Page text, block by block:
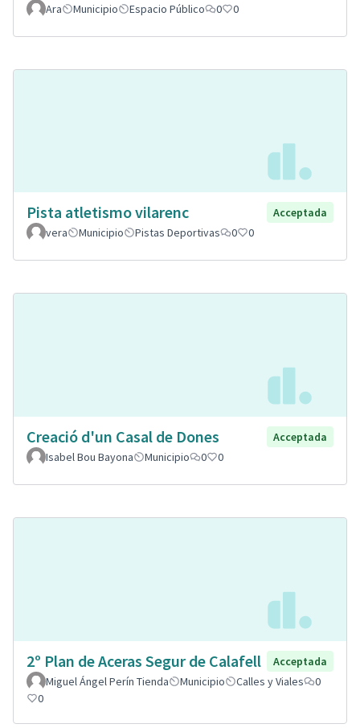
Ara Municipio Espacio Público 0 0
Pista atletismo vilarenc
Acceptada
vera
Municipio Pistas Deportivas 0 0
Creació d'un Casal de Dones
Acceptada
Isabel Bou Bayona
Municipio 0 0
2º Plan de Aceras Segur de Calafell
Acceptada
Miguel Ángel Perín Tienda
Municipio Calles y Viales
0
0